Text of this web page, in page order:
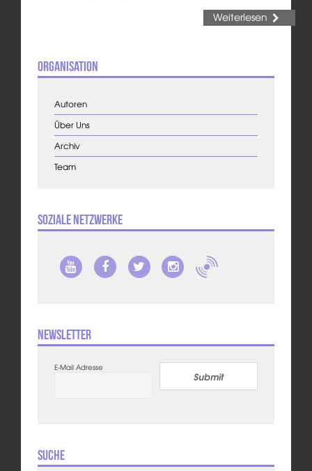
Weiterlesen
Organisation
Autoren
Über Uns
Archiv
Team
Soziale Netzwerke
Newsletter
E-Mail Adresse
Submit
Suche